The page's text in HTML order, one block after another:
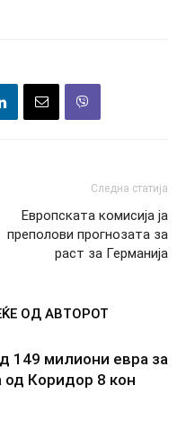
Следна статија
Европската комисија ја
преполови прогнозата за
раст за Германија
ОД АВТОРОТ
149 милиони евра за
Коридор 8 кон